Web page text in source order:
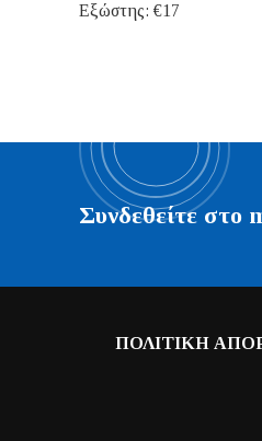
Εξώστης: €17
Συνδεθείτε στο
ΠΟΛΙΤΙΚΗ